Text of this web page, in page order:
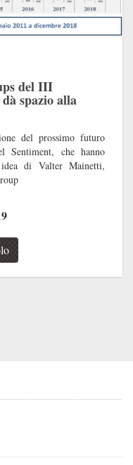
del III
spazio alla
del prossimo futuro
Sentiment, che hanno
di Valter Mainetti,